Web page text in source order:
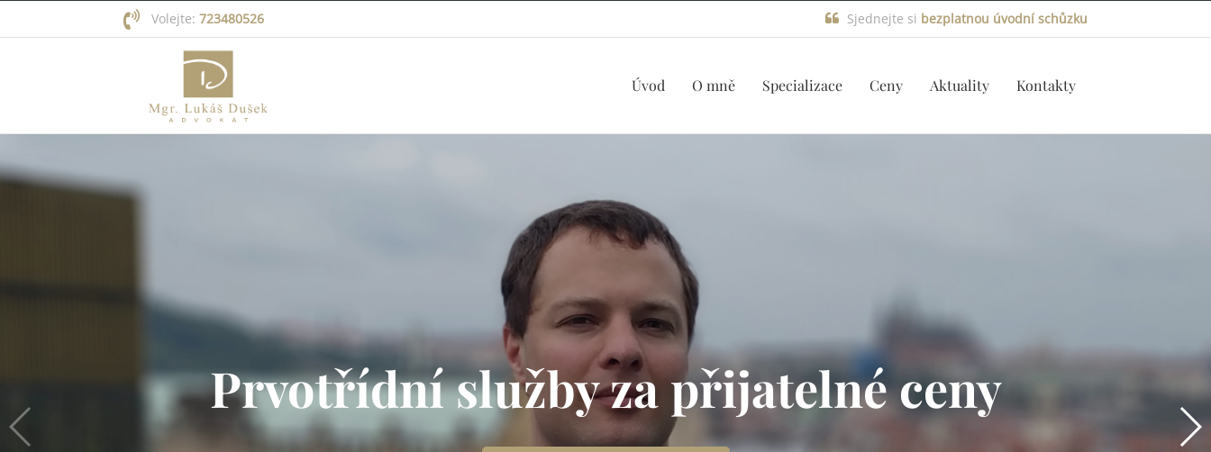
Volejte: 723480526 Sjednejte si bezplatnou úvodní schůzku
Úvod O mně Specializace Ceny Aktuality Kontakty
Prvotřídní služby za přijatelné ceny